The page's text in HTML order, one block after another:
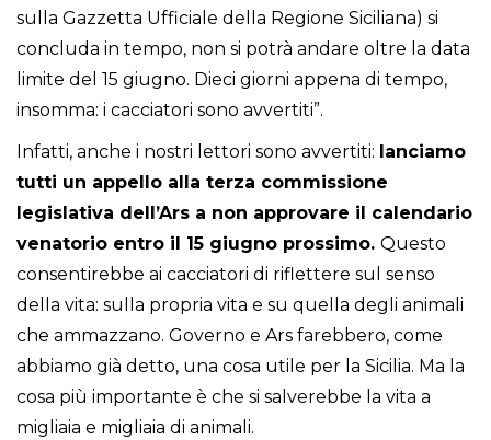
sulla Gazzetta Ufficiale della Regione Siciliana) si
concluda in tempo, non si potrà andare oltre la data
limite del 15 giugno. Dieci giorni appena di tempo,
insomma: i cacciatori sono avvertiti”.
Infatti, anche i nostri lettori sono avvertiti: lanciamo
tutti un appello alla terza commissione
legislativa dell’Ars a non approvare il calendario
venatorio entro il 15 giugno prossimo. Questo
consentirebbe ai cacciatori di riflettere sul senso
della vita: sulla propria vita e su quella degli animali
che ammazzano. Governo e Ars farebbero, come
abbiamo già detto, una cosa utile per la Sicilia. Ma la
cosa più importante è che si salverebbe la vita a
migliaia e migliaia di animali.